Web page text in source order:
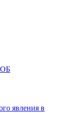
явления в